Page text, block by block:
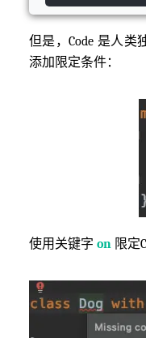
但是，Code 是人类
添加限定条件：
使用关键字 on 限定